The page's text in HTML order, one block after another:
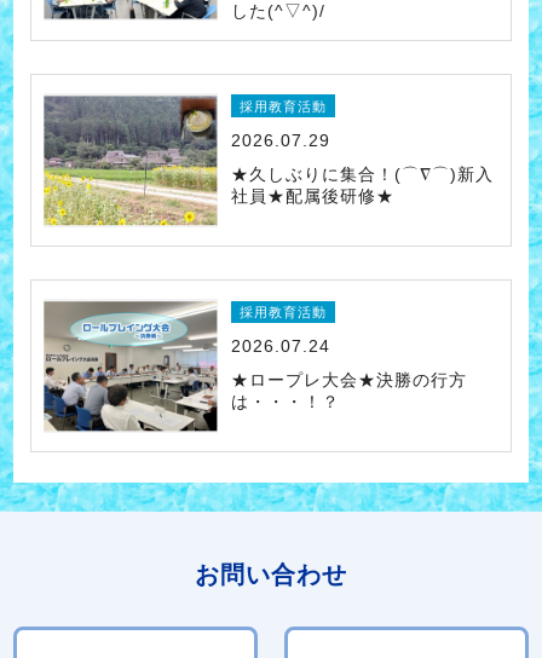
した(^▽^)/
採用教育活動
2026.07.29
★久しぶりに集合！(⌒∇⌒)新入
社員★配属後研修★
採用教育活動
2026.07.24
★ロープレ大会★決勝の行方
は・・・！？
お問い合わせ